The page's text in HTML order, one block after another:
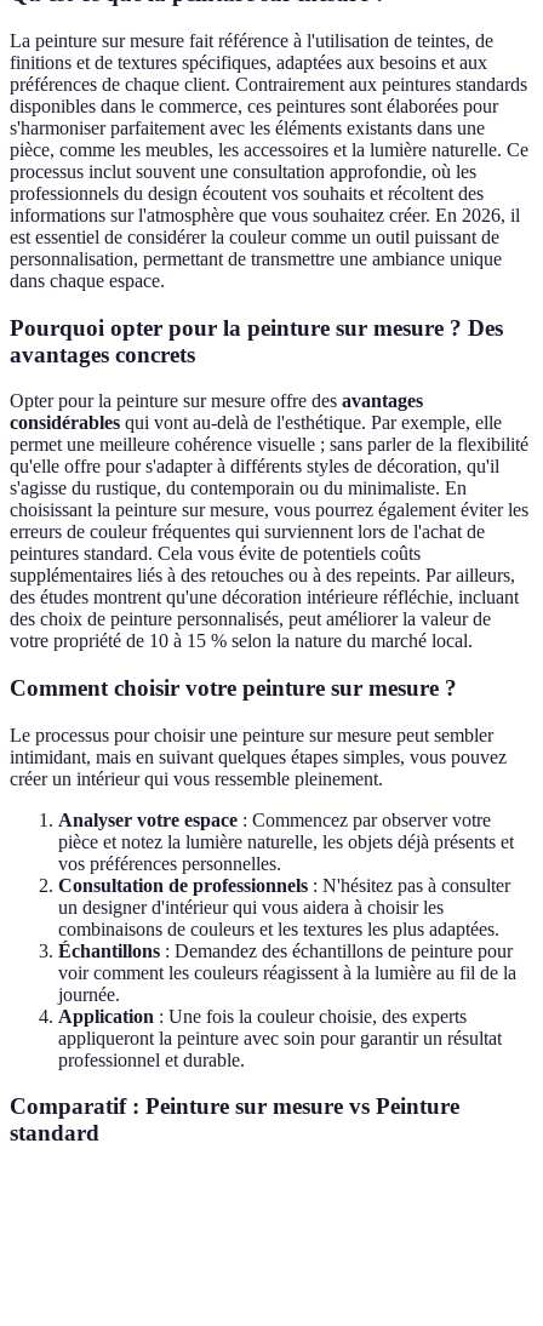
La peinture sur mesure fait référence à l'utilisation de teintes, de
finitions et de textures spécifiques, adaptées aux besoins et aux
préférences de chaque client. Contrairement aux peintures standards
disponibles dans le commerce, ces peintures sont élaborées pour
s'harmoniser parfaitement avec les éléments existants dans une
pièce, comme les meubles, les accessoires et la lumière naturelle. Ce
processus inclut souvent une consultation approfondie, où les
professionnels du design écoutent vos souhaits et récoltent des
informations sur l'atmosphère que vous souhaitez créer. En 2026, il
est essentiel de considérer la couleur comme un outil puissant de
personnalisation, permettant de transmettre une ambiance unique
dans chaque espace.
Pourquoi opter pour la peinture sur mesure ? Des
avantages concrets
Opter pour la peinture sur mesure offre des avantages
considérables qui vont au-delà de l'esthétique. Par exemple, elle
permet une meilleure cohérence visuelle ; sans parler de la flexibilité
qu'elle offre pour s'adapter à différents styles de décoration, qu'il
s'agisse du rustique, du contemporain ou du minimaliste. En
choisissant la peinture sur mesure, vous pourrez également éviter les
erreurs de couleur fréquentes qui surviennent lors de l'achat de
peintures standard. Cela vous évite de potentiels coûts
supplémentaires liés à des retouches ou à des repeints. Par ailleurs,
des études montrent qu'une décoration intérieure réfléchie, incluant
des choix de peinture personnalisés, peut améliorer la valeur de
votre propriété de 10 à 15 % selon la nature du marché local.
Comment choisir votre peinture sur mesure ?
Le processus pour choisir une peinture sur mesure peut sembler
intimidant, mais en suivant quelques étapes simples, vous pouvez
créer un intérieur qui vous ressemble pleinement.
Analyser votre espace : Commencez par observer votre
pièce et notez la lumière naturelle, les objets déjà présents et
vos préférences personnelles.
Consultation de professionnels : N'hésitez pas à consulter
un designer d'intérieur qui vous aidera à choisir les
combinaisons de couleurs et les textures les plus adaptées.
Échantillons : Demandez des échantillons de peinture pour
voir comment les couleurs réagissent à la lumière au fil de la
journée.
Application : Une fois la couleur choisie, des experts
appliqueront la peinture avec soin pour garantir un résultat
professionnel et durable.
Comparatif : Peinture sur mesure vs Peinture
standard